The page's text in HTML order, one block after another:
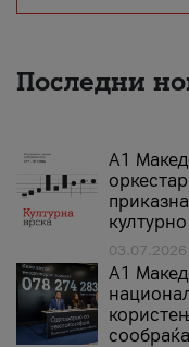
Последни
А1
03.07.2026
A1